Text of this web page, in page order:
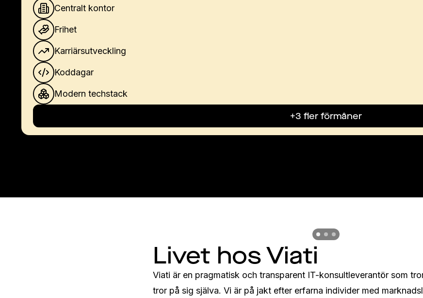
Centralt kontor
Frihet
Karriärsutveckling
Koddagar
Modern techstack
+3 fler förmåner
Previous slide
Previous slide
Previous slide
Livet hos Viati
Viati är en pragmatisk och transparent IT-konsultleverantör som
tror på sig själva. Vi är på jakt efter erfarna individer med